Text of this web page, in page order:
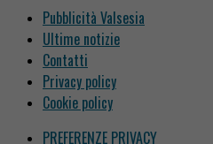
Pubblicità Valsesia
Ultime notizie
Contatti
Privacy policy
Cookie policy
PREFERENZE PRIVACY